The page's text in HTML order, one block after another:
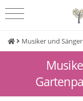
Musiker und